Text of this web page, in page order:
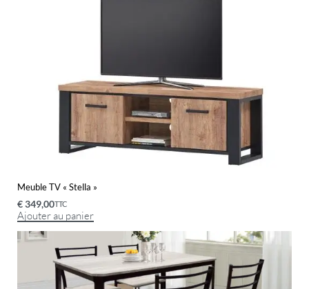
Meuble TV « Stella »
€349,00TTC
Ajouter au panier